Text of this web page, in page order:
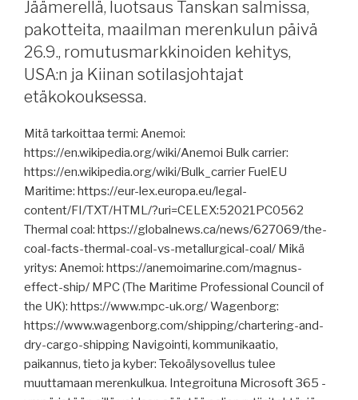
maa,
Otodus
megalodon.”
koulutukseen,
konttirahdit
laskevat,
Konecranes’lta
Schenker
tanskalaisille,
maasähkö
kannattaa,
kiinalaistelakat,
Turun
telakka
jää
Meyerille,
lakkoja
ja
miehistöpulaa
USA:ssa,
biopolttoaineista,
Jäämerellä, luotsaus Tanskan salmissa,
pakotteita, maailman merenkulun päivä
26.9., romutusmarkkinoiden kehitys,
USA:n ja Kiinan sotilasjohtajat
etäkokouksessa.
Mitä tarkoittaa termi: Anemoi:
https://en.wikipedia.org/wiki/Anemoi Bulk carrier:
https://en.wikipedia.org/wiki/Bulk_carrier FuelEU
Maritime: https://eur-lex.europa.eu/legal-
content/FI/TXT/HTML/?uri=CELEX:52021PC0562
Thermal coal: https://globalnews.ca/news/627069/the-
coal-facts-thermal-coal-vs-metallurgical-coal/ Mikä
yritys: Anemoi: https://anemoimarine.com/magnus-
effect-ship/ MPC (The Maritime Professional Council of
the UK): https://www.mpc-uk.org/ Wagenborg:
https://www.wagenborg.com/shipping/chartering-and-
dry-cargo-shipping Navigointi, kommunikaatio,
paikannus, tieto ja kyber: Tekoälysovellus tulee
muuttamaan merenkulkua. Integroituna Microsoft 365 -